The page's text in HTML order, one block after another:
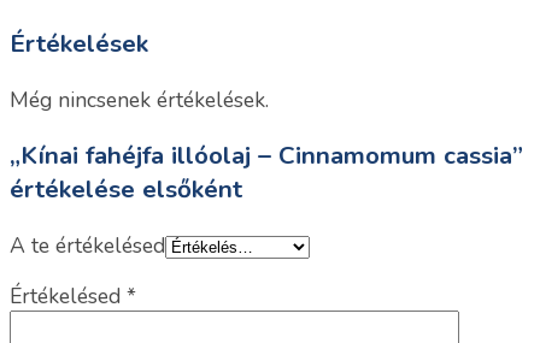
Értékelések
Még nincsenek értékelések.
„Kínai fahéjfa illóolaj – Cinnamomum cassia”
értékelése elsőként
A te értékelésed
Értékelésed *